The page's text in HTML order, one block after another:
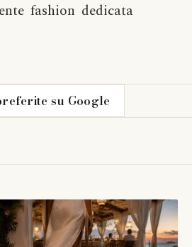
fashion dedicata
su Google